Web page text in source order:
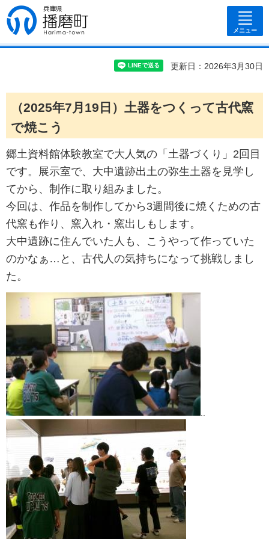
兵庫県 播磨
町
メニュー
更新日：2026年3月30日
（2025年7月19日）土器をつくって古代窯
で焼こう
郷土資料館体験教室で大人気の「土器づくり」2回目
です。展示室で、大中遺跡出土の弥生土器を見学し
てから、制作に取り組みました。
今回は、作品を制作してから3週間後に焼くための古
代窯も作り、窯入れ・窯出しもします。
大中遺跡に住んでいた人も、こうやって作っていた
のかなぁ…と、古代人の気持ちになって挑戦しまし
た。